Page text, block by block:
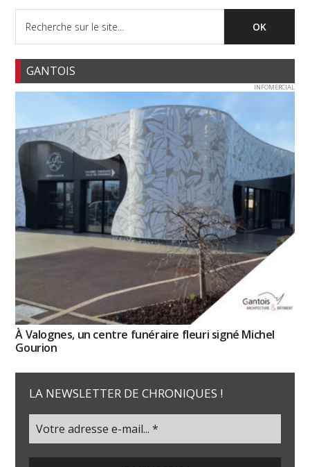
GANTOIS
INFOMERCIAL
À Valognes, un centre funéraire fleuri signé Michel
Gourion
LA NEWSLETTER DE CHRONIQUES !